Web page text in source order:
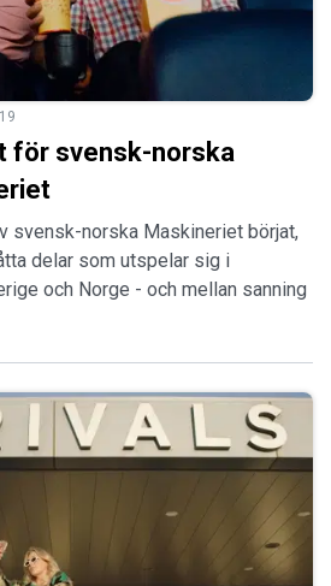
för svensk-norska
svensk-norska Maskineriet börjat,
delar som utspelar sig i
och Norge - och mellan sanning